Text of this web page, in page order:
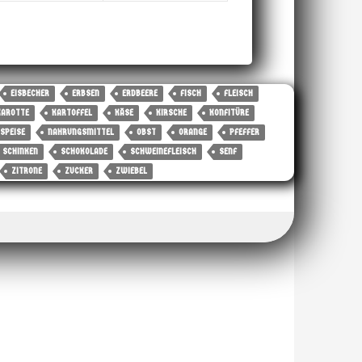
EISBECHER ERBSEN ERDBEERE FISCH
FLEISCH
KARTOFFEL KÄSE KIRSCHE
KONFITÜRE
NAHRUNGSMITTEL OBST ORANGE
PFEFFER
SCHINKEN SCHOKOLADE SCHWEINEFLEISCH
SENF
ZITRONE ZUCKER ZWIEBEL